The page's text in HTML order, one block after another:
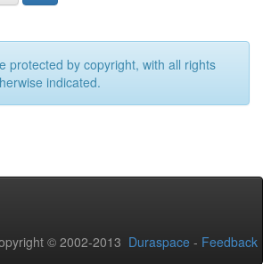
protected by copyright, with all rights
indicated.
© 2002-2013 Duraspace - Feedback